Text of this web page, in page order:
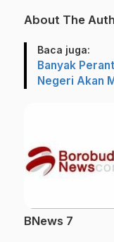
About The
Baca juga:
Banyak
Negeri Akan
BNews 7